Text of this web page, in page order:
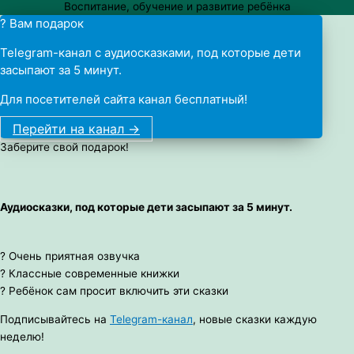
Воспитание, обучение и развитие ребёнка
? Вам подарок
Telegram-канал с аудиосказками, под которые дети
засыпают за 5 минут.
Для посетителей сайта канал бесплатный!
Перейти на канал ->
Заберите свой подарок!
Аудиосказки, под которые дети засыпают за 5 минут.
? Очень приятная озвучка
? Классные современные книжки
? Ребёнок сам просит включить эти сказки
Подписывайтесь на Telegram-канал, новые сказки каждую
неделю!